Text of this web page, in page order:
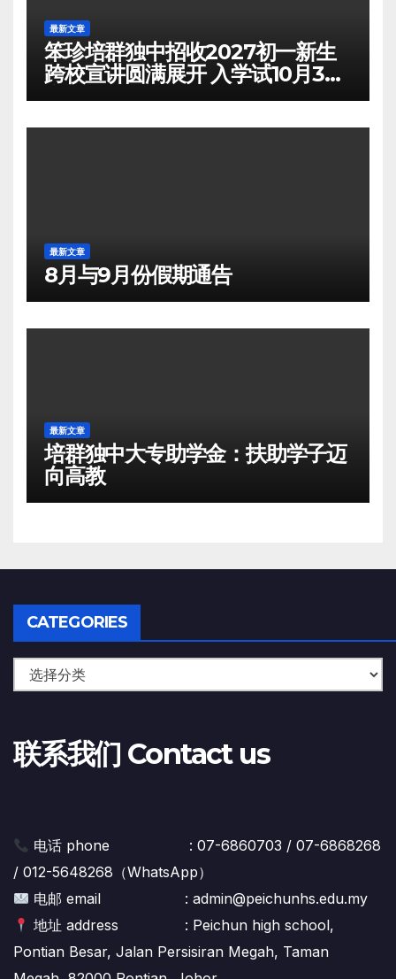
最新文章
笨珍培群独中招收2027初一新生
跨校宣讲圆满展开 入学试10月3日
举行
最新文章
8月与9月份假期通告
最新文章
培群独中大专助学金：扶助学子迈
向高教
CATEGORIES
联系我们 Contact us
电话 phone : 07-6860703 / 07-6868268
/ 012-5648268（WhatsApp）
电邮 email : admin@peichunhs.edu.my
地址 address : Peichun high school,
Pontian Besar, Jalan Persisiran Megah, Taman